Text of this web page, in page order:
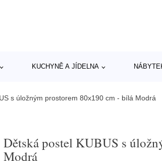
KUCHYNĚ A JÍDELNA
s úložným prostorem 80x190 cm - bílá Modrá
Dětská postel KUBUS s
Modrá